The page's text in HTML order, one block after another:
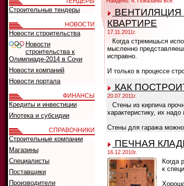
ВЕНТИЛЯЦИЯ
КВАРТИРЕ
17.11.2011г.
Когда стремишься
мысленно
исправно.
И только в процессе
КАК
20.07.2011г.
Стены из кирпича
характеристику, их
Стены для гаража можно
ПЕЧНАЯ
16.12.2010г.
Когда
к
Строительные тендеры
НОВОСТИ
Новости строительства
Новости
строительства к
Олимпиаде-2014 в Сочи
Новости компаний
Новости портала
ФИНАНСЫ
Кредиты и инвестиции
Ипотека и субсидии
СПРАВОЧНИКИ
Строительные компании
Магазины
Специалисты
Поставщики
Производители